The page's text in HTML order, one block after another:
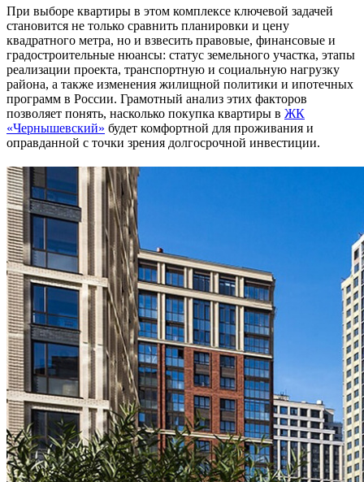
При выборе квартиры в этом комплексе ключевой задачей
становится не только сравнить планировки и цену
квадратного метра, но и взвесить правовые, финансовые и
градостроительные нюансы: статус земельного участка, этапы
реализации проекта, транспортную и социальную нагрузку
района, а также изменения жилищной политики и ипотечных
программ в России. Грамотный анализ этих факторов
позволяет понять, насколько покупка квартиры в ЖК
«Чернышевский» будет комфортной для проживания и
оправданной с точки зрения долгосрочной инвестиции.